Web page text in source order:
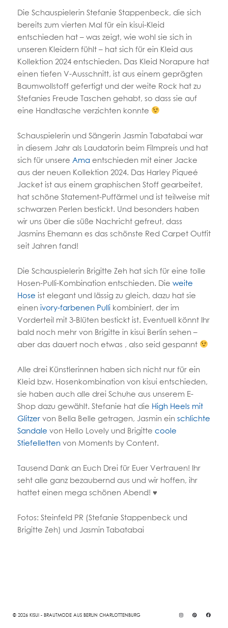
Die Schauspielerin Stefanie Stappenbeck, die sich
bereits zum vierten Mal für ein kisui-Kleid
entschieden hat – was zeigt, wie wohl sie sich in
unseren Kleidern fühlt – hat sich für ein Kleid aus
Kollektion 2024 entschieden. Das Kleid Norapure hat
einen tiefen V-Ausschnitt, ist aus einem geprägten
Baumwollstoff gefertigt und der weite Rock hat zu
Stefanies Freude Taschen gehabt, so dass sie auf
eine Handtasche verzichten konnte
Schauspielerin und Sängerin Jasmin Tabatabai war
in diesem Jahr als Laudatorin beim Filmpreis und hat
sich für unsere Ama entschieden mit einer Jacke
aus der neuen Kollektion 2024. Das Harley Piqueé
Jacket ist aus einem graphischen Stoff gearbeitet,
hat schöne Statement-Puffärmel und ist teilweise mit
schwarzen Perlen bestickt. Und besonders haben
wir uns über die süße Nachricht gefreut, dass
Jasmins Ehemann es das schönste Red Carpet Outfit
seit Jahren fand!
Die Schauspielerin Brigitte Zeh hat sich für eine tolle
Hosen-Pulli-Kombination entschieden. Die weite
Hose ist elegant und lässig zu gleich, dazu hat sie
einen ivory-farbenen Pulli kombiniert, der im
Vorderteil mit 3-Blüten bestickt ist. Eventuell könnt Ihr
bald noch mehr von Brigitte in kisui Berlin sehen –
aber das dauert noch etwas , also seid gespannt
Alle drei Künstlerinnen haben sich nicht nur für ein
Kleid bzw. Hosenkombination von kisui entschieden,
sie haben auch alle drei Schuhe aus unserem E-
Shop dazu gewählt. Stefanie hat die High Heels mit
Glitzervon Bella Belle getragen, Jasmin ein schlichte
Sandale von Hello Lovely und Brigitte coole
Stiefellettenvon Moments by Content.
Tausend Dank an Euch Drei für Euer Vertrauen! Ihr
seht alle ganz bezaubernd aus und wir hoffen, ihr
hattet einen mega schönen Abend! ♥
Fotos: Steinfeld PR (Stefanie Stappenbeck und
Brigitte Zeh) und Jasmin Tabatabai
© 2026 KISUI - BRAUTMODE AUS BERLIN CHARLOTTENBURG